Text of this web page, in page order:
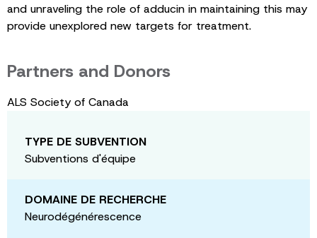
and unraveling the role of adducin in maintaining this may
provide unexplored new targets for treatment.
Partners and Donors
ALS Society of Canada
TYPE DE SUBVENTION
Subventions d'équipe
DOMAINE DE RECHERCHE
Neurodégénérescence